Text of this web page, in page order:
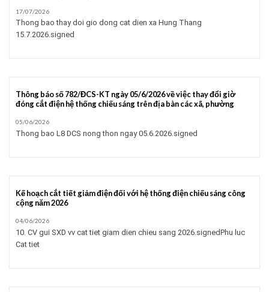
17/07/2026
Thong bao thay doi gio dong cat dien xa Hung Thang
15.7.2026.signed
Thông báo số 782/ĐCS-KT ngày 05/6/2026 về việc thay đổi giờ
đóng cắt điện hệ thống chiếu sáng trên địa bàn các xã, phường
05/06/2026
Thong bao L8 DCS nong thon ngay 05.6.2026.signed
Kế hoạch cắt tiết giảm điện đối với hệ thống điện chiếu sáng công
cộng năm 2026
04/06/2026
10. CV gui SXD vv cat tiet giam dien chieu sang 2026.signedPhu luc
Cat tiet